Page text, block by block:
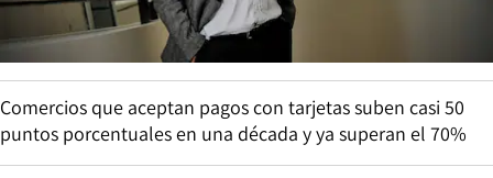
Comercios que aceptan pagos con tarjetas suben casi 50
puntos porcentuales en una década y ya superan el 70%